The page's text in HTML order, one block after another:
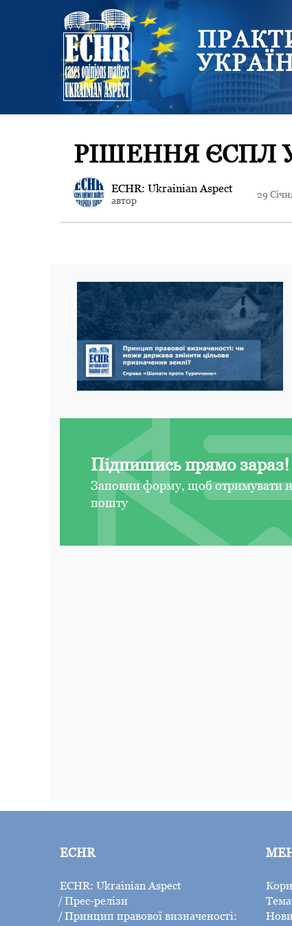
РІШЕННЯ ЄСПЛ
ECHR: Ukrainian Aspect
автор
29
Підпишись прямо зараз!
Заповни форму, щоб отримувати
пошту
ECHR
ECHR: Ukrainian Aspect
Прес-релізи
Принцип правової визначеності: